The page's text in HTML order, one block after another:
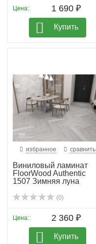
Цена: 1 690 ₽
Купить
избранное сравнить
Виниловый ламинат
FloorWood Authentic
1507 Зимняя луна
(0)
Цена: 2 360 ₽
Купить